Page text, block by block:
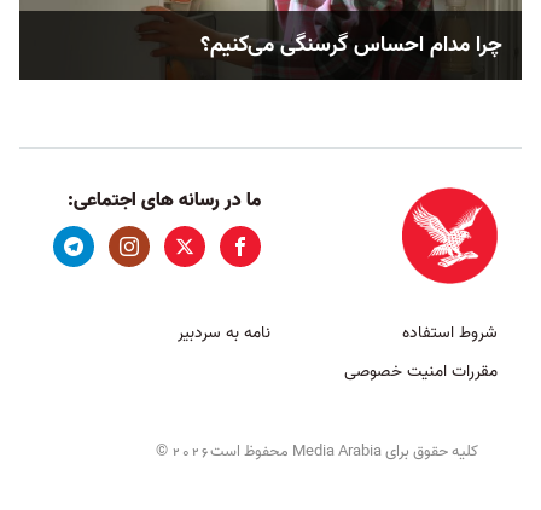
چرا مدام احساس گرسنگی می‌کنیم؟
ما در رسانه های اجتماعی:
شروط استفاده
مقررات امنیت خصوصی
نامه به سردبیر
کلیه حقوق برای Media Arabia محفوظ است 2026
©